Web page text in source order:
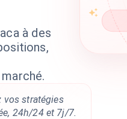
à des
vos stratégies
24h/24 et 7j/7.